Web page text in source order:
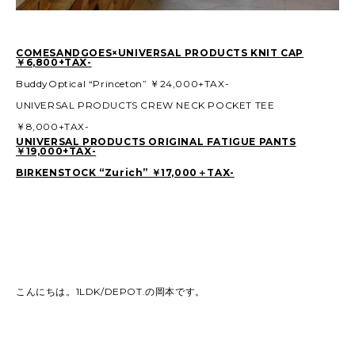
COMESANDGOES×UNIVERSAL PRODUCTS KNIT CAP
￥6,800+TAX-
BuddyOptical “Princeton” ￥24,000+TAX-
UNIVERSAL PRODUCTS CREW NECK POCKET TEE
￥8,000+TAX-
UNIVERSAL PRODUCTS ORIGINAL FATIGUE PANTS
￥19,000+TAX-
BIRKENSTOCK “Zurich” ￥17,000＋TAX-
こんにちは。1LDK/DEPOT.の岡本です。